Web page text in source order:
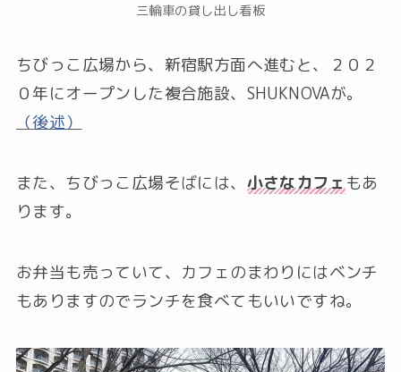
三輪車の貸し出し看板
ちびっこ広場から、新宿駅方面へ進むと、２０２
０年にオープンした複合施設、SHUKNOVAが。
（後述）
また、ちびっこ広場そばには、 小さなカフェもあ
ります。
お弁当も売っていて、カフェのまわりにはベンチ
もありますのでランチを食べてもいいですね。